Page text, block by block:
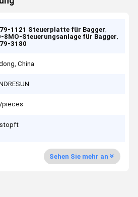
1121 Steuerplatte für Bagger,
8MO-Steuerungsanlage für Bagger,
3180
China
pieces
Sehen Sie mehr an